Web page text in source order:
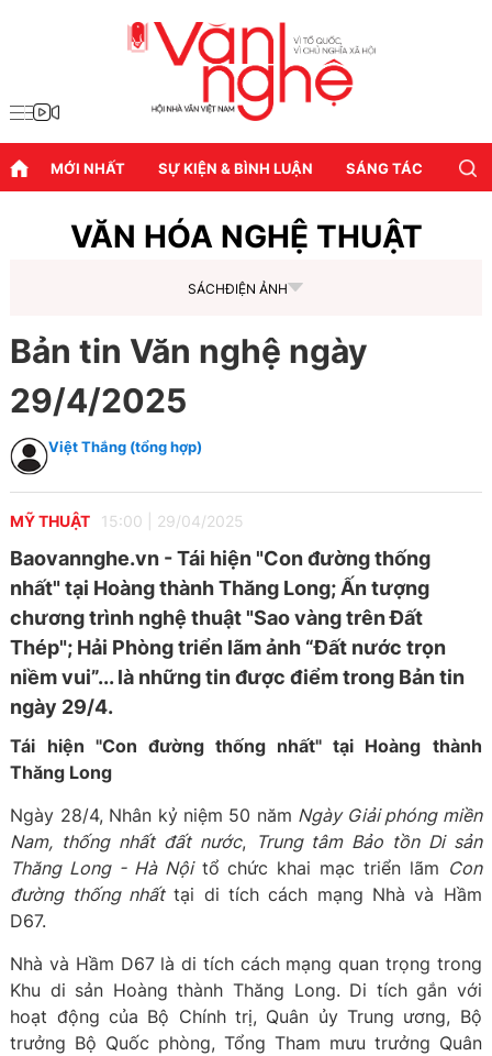
MỚI NHẤT SỰ KIỆN & BÌNH LUẬN SÁNG TÁC
VĂN HÓA NGHỆ THUẬT
SÁCHĐIỆN ẢNH
Bản tin Văn nghệ ngày
29/4/2025
Việt Thắng (tổng hợp)
MỸ THUẬT 15:00 29/04/2025
Baovannghe.vn - Tái hiện "Con đường thống
nhất" tại Hoàng thành Thăng Long; Ấn tượng
chương trình nghệ thuật "Sao vàng trên Đất
Thép"; Hải Phòng triển lãm ảnh “Đất nước trọn
niềm vui”... là những tin được điểm trong Bản tin
ngày 29/4.
Tái hiện "Con đường thống nhất" tại Hoàng thành
Thăng Long
Ngày 28/4, Nhân kỷ niệm 50 năm Ngày Giải phóng miền
Nam, thống nhất đất nước,
Trung tâm Bảo tồn Di sản
Thăng Long - Hà Nộitổ chức khai mạc triển lãm Con
đường thống nhấttại di tích cách mạng Nhà và Hầm
D67.
Nhà và Hầm D67 là di tích cách mạng quan trọng trong
Khu di sản Hoàng thành Thăng Long. Di tích gắn với
hoạt động của Bộ Chính trị, Quân ủy Trung ương, Bộ
trưởng Bộ Quốc phòng, Tổng Tham mưu trưởng Quân